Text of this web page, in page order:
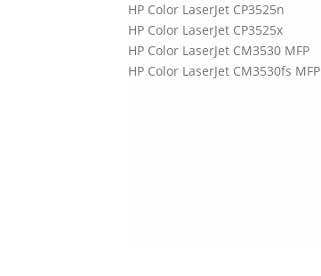
HP Color LaserJet CP3525n
HP Color LaserJet CP3525x
HP Color LaserJet CM3530 MFP
HP Color LaserJet CM3530fs MFP